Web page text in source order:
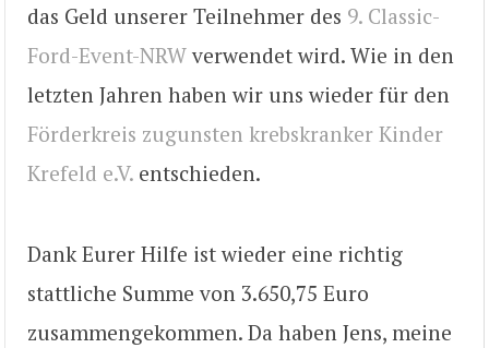
das Geld unserer Teilnehmer des 9. Classic-
Ford-Event-NRW verwendet wird. Wie in den
letzten Jahren haben wir uns wieder für den
Förderkreis zugunsten krebskranker Kinder
Krefeld e.V. entschieden.
Dank Eurer Hilfe ist wieder eine richtig
stattliche Summe von 3.650,75 Euro
zusammengekommen. Da haben Jens, meine